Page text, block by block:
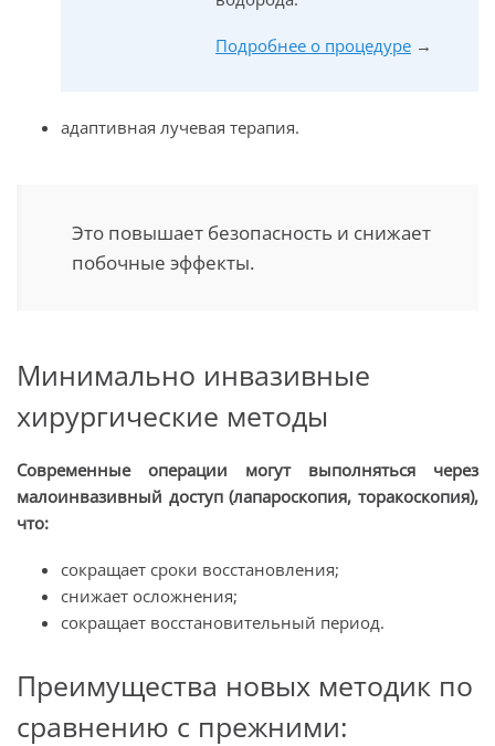
Подробнее о процедуре →
адаптивная лучевая терапия.
Это повышает безопасность и снижает
побочные эффекты.
Минимально инвазивные
хирургические методы
Современные операции могут выполняться через
малоинвазивный доступ (лапароскопия, торакоскопия),
что:
сокращает сроки восстановления;
снижает осложнения;
сокращает восстановительный период.
Преимущества новых методик по
сравнению с прежними: